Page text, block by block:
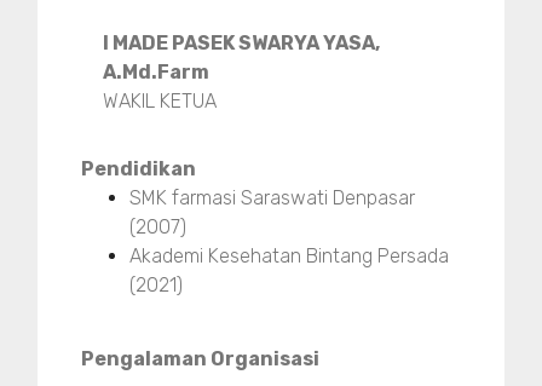
I MADE PASEK SWARYA YASA,
A.Md.Farm
WAKIL KETUA
Pendidikan
SMK farmasi Saraswati Denpasar
(2007)
Akademi Kesehatan Bintang Persada
(2021)
Pengalaman Organisasi